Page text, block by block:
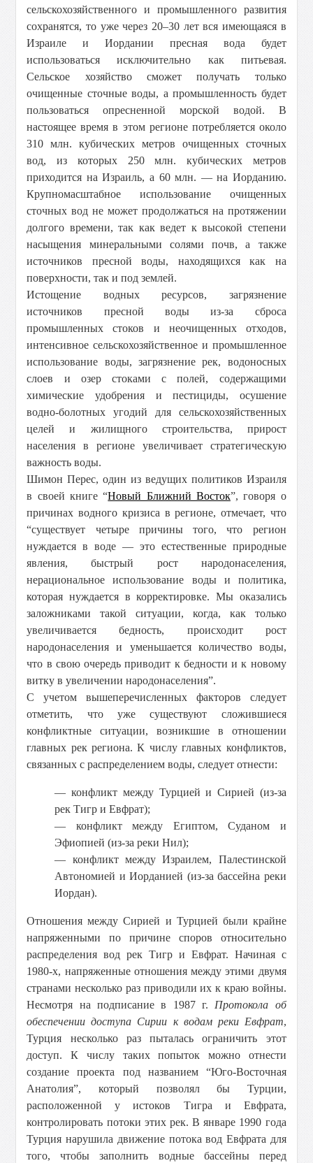
сельскохозяйственного и промышленного развития
сохранятся, то уже через 20–30 лет вся имеющаяся в
Израиле и Иордании пресная вода будет
использоваться исключительно как питьевая.
Сельское хозяйство сможет получать только
очищенные сточные воды, а промышленность будет
пользоваться опресненной морской водой. В
настоящее время в этом регионе потребляется около
310 млн. кубических метров очищенных сточных
вод, из которых 250 млн. кубических метров
приходится на Израиль, а 60 млн. — на Иорданию.
Крупномасштабное использование очищенных
сточных вод не может продолжаться на протяжении
долгого времени, так как ведет к высокой степени
насыщения минеральными солями почв, а также
источников пресной воды, находящихся как на
поверхности, так и под землей.
Истощение водных ресурсов, загрязнение
источников пресной воды из-за сброса
промышленных стоков и неочищенных отходов,
интенсивное сельскохозяйственное и промышленное
использование воды, загрязнение рек, водоносных
слоев и озер стоками с полей, содержащими
химические удобрения и пестициды, осушение
водно-болотных угодий для сельскохозяйственных
целей и жилищного строительства, прирост
населения в регионе увеличивает стратегическую
важность воды.
Шимон Перес, один из ведущих политиков Израиля
в своей книге “Новый Ближний Восток”, говоря о
причинах водного кризиса в регионе, отмечает, что
“существует четыре причины того, что регион
нуждается в воде — это естественные природные
явления, быстрый рост народонаселения,
нерациональное использование воды и политика,
которая нуждается в корректировке. Мы оказались
заложниками такой ситуации, когда, как только
увеличивается бедность, происходит рост
народонаселения и уменьшается количество воды,
что в свою очередь приводит к бедности и к новому
витку в увеличении народонаселения”.
С учетом вышеперечисленных факторов следует
отметить, что уже существуют сложившиеся
конфликтные ситуации, возникшие в отношении
главных рек региона. К числу главных конфликтов,
связанных с распределением воды, следует отнести:
— конфликт между Турцией и Сирией (из-за
рек Тигр и Евфрат);
— конфликт между Египтом, Суданом и
Эфиопией (из-за реки Нил);
— конфликт между Израилем, Палестинской
Автономией и Иорданией (из-за бассейна реки
Иордан).
Отношения между Сирией и Турцией были крайне
напряженными по причине споров относительно
распределения вод рек Тигр и Евфрат. Начиная с
1980-х, напряженные отношения между этими двумя
странами несколько раз приводили их к краю войны.
Несмотря на подписание в 1987 г. Протокола об
обеспечении доступа Сирии к водам реки Евфрат,
Турция несколько раз пыталась ограничить этот
доступ. К числу таких попыток можно отнести
создание проекта под названием “Юго-Восточная
Анатолия”, который позволял бы Турции,
расположенной у истоков Тигра и Евфрата,
контролировать потоки этих рек. В январе 1990 года
Турция нарушила движение потока вод Евфрата для
того, чтобы заполнить водные бассейны перед